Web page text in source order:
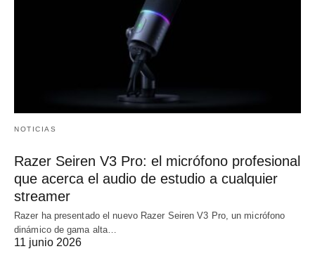
NOTICIAS
Razer Seiren V3 Pro: el micrófono profesional
que acerca el audio de estudio a cualquier
streamer
Razer ha presentado el nuevo Razer Seiren V3 Pro, un micrófono
dinámico de gama alta…
11 junio 2026